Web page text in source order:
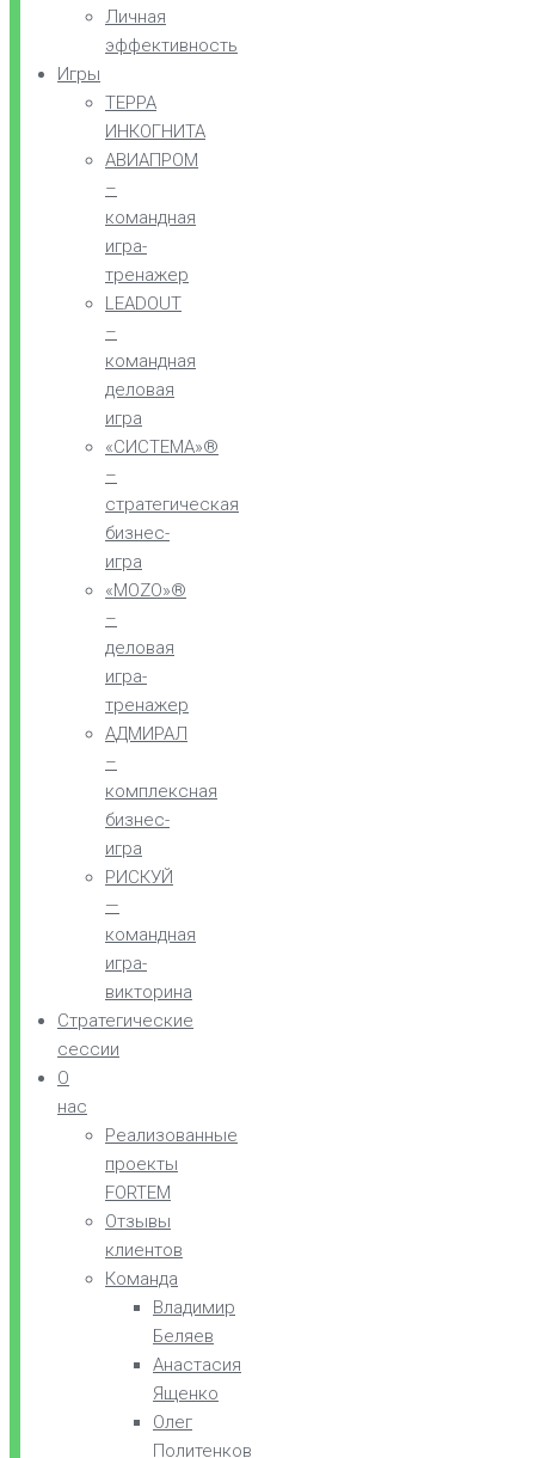
Личная
эффективность
Игры
ТЕРРА
ИНКОГНИТА
АВИАПРОМ
–
командная
игра-
тренажер
LEADOUT
–
командная
деловая
игра
«СИСТЕМА»®
–
стратегическая
бизнес-
игра
«MOZO»®
–
деловая
игра-
тренажер
АДМИРАЛ
–
комплексная
бизнес-
игра
РИСКУЙ
—
командная
игра-
викторина
Стратегические
сессии
О
нас
Реализованные
проекты
FORTEM
Отзывы
клиентов
Команда
Владимир
Беляев
Анастасия
Ященко
Олег
Политенков